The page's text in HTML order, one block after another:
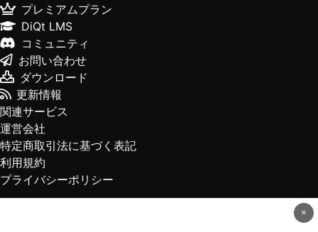
×
プレミアムプラン
DiQt LMS
コミュニティ
お問い合わせ
ダウンロード
更新情報
関連サービス
運営会社
特定商取引法に基づく表記
利用規約
プライバシーポリシー